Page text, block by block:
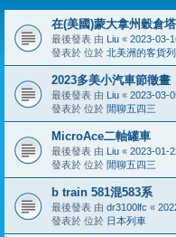
在(美國)蒙大拿州穀倉
最後發表 由 Liu « 2023-03-
發表於 位於 北美洲的客貨
2023多美小汽車節徵畫
最後發表 由 Liu « 2023-03-
發表於 位於 閒聊五四三
MicroAce二軸罐車
最後發表 由 Liu « 2023-01-
發表於 位於 閒聊五四三
b train 581混583系
最後發表 由 dr3100lfc «
發表於 位於 日本列車